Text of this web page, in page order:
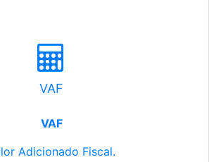
VAF
VAF
Adicionado Fiscal.